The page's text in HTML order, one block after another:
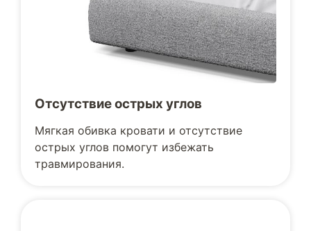
Отсутствие острых углов
Мягкая обивка кровати и отсутствие
острых углов помогут избежать
травмирования.